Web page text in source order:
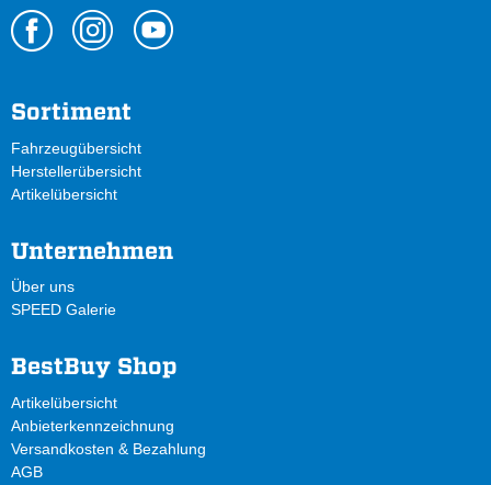
Sortiment
Fahrzeugübersicht
Herstellerübersicht
Artikelübersicht
Unternehmen
Über uns
SPEED Galerie
BestBuy Shop
Artikelübersicht
Anbieterkennzeichnung
Versandkosten & Bezahlung
AGB